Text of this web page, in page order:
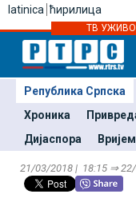
latinica ћирилица
ТВ УЖИВО
Република Српска
Хроника
Дијаспора
21/03/2018 | 18:15 ⇒